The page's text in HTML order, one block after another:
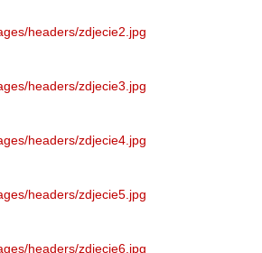
headers/zdjecie2.jpg
headers/zdjecie3.jpg
headers/zdjecie4.jpg
headers/zdjecie5.jpg
headers/zdjecie6.jpg